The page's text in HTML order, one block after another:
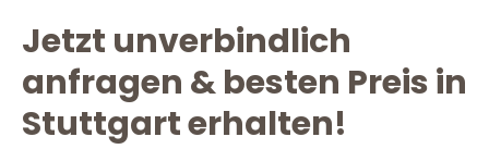
Jetzt unverbindlich
anfragen & besten Preis in
Stuttgart erhalten!